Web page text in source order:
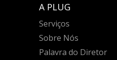
A PLUG
Serviços
Sobre Nós
Palavra do Diretor